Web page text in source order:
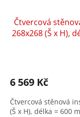
Čtvercová
268x268 (Š x H),
je
z
5
6 569 Kč
Čtvercová stěnová
(Š x H), délka = 600